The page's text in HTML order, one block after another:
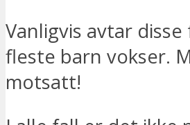
Vanligvis avtar
fleste barn vokser.
motsatt!